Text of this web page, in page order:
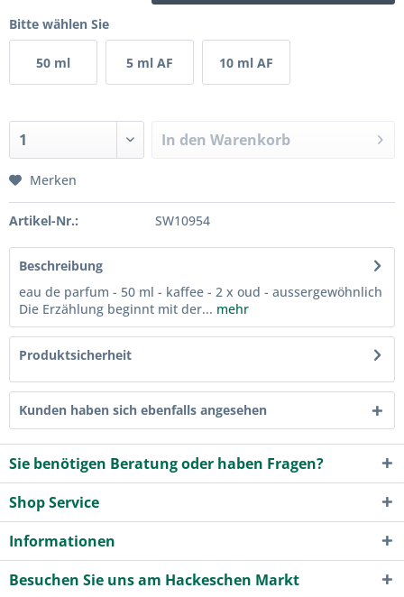
Bitte wählen Sie
50 ml 5 ml AF 10 ml AF
In den Warenkorb
Merken
Artikel-Nr.: SW10954
Beschreibung
eau de parfum - 50 ml - kaffee - 2 x oud - aussergewöhnlich
Die Erzählung beginnt mit der... mehr
Produktsicherheit
Kunden haben sich ebenfalls angesehen
Sie benötigen Beratung oder haben Fragen?
Shop Service
Informationen
Besuchen Sie uns am Hackeschen Markt